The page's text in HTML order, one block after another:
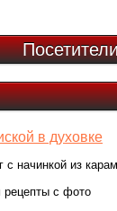
в духовке
с начинкой из
рецепты с фото